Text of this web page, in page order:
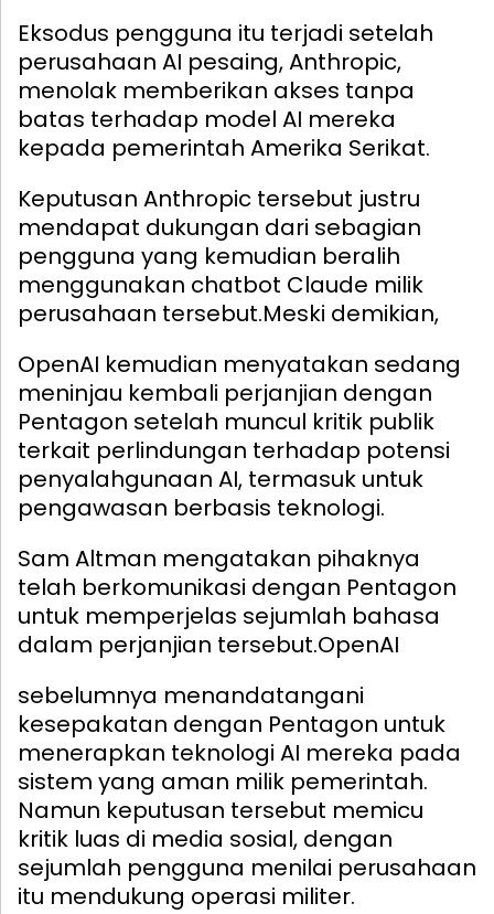
Eksodus pengguna itu terjadi setelah
perusahaan AI pesaing, Anthropic,
menolak memberikan akses tanpa
batas terhadap model AI mereka
kepada pemerintah Amerika Serikat.
Keputusan Anthropic tersebut justru
mendapat dukungan dari sebagian
pengguna yang kemudian beralih
menggunakan chatbot Claude milik
perusahaan tersebut.Meski demikian,
OpenAI kemudian menyatakan sedang
meninjau kembali perjanjian dengan
Pentagon setelah muncul kritik publik
terkait perlindungan terhadap potensi
penyalahgunaan AI, termasuk untuk
pengawasan berbasis teknologi.
Sam Altman mengatakan pihaknya
telah berkomunikasi dengan Pentagon
untuk memperjelas sejumlah bahasa
dalam perjanjian tersebut.OpenAI
sebelumnya menandatangani
kesepakatan dengan Pentagon untuk
menerapkan teknologi AI mereka pada
sistem yang aman milik pemerintah.
Namun keputusan tersebut memicu
kritik luas di media sosial, dengan
sejumlah pengguna menilai perusahaan
itu mendukung operasi militer.